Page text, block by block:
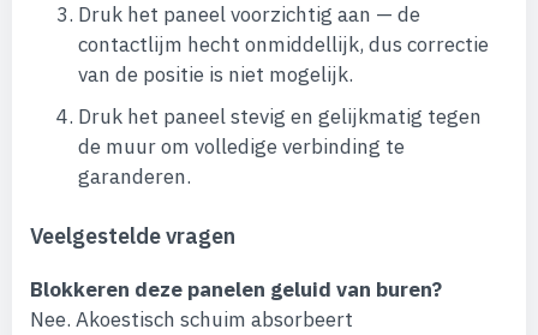
Druk het paneel voorzichtig aan — de
contactlijm hecht onmiddellijk, dus correctie
van de positie is niet mogelijk.
Druk het paneel stevig en gelijkmatig tegen
de muur om volledige verbinding te
garanderen.
Veelgestelde vragen
Blokkeren deze panelen geluid van buren?
Nee. Akoestisch schuim absorbeert